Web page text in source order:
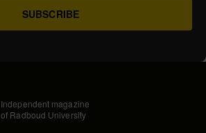
Independent magazine
of Radboud University